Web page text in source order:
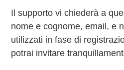
Il supporto vi chiederà a
nome e cognome, email, e
utilizzati in fase di
potrai invitare